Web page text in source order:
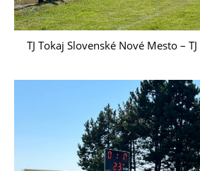
TJ Tokaj Slovenské Nové Mesto –